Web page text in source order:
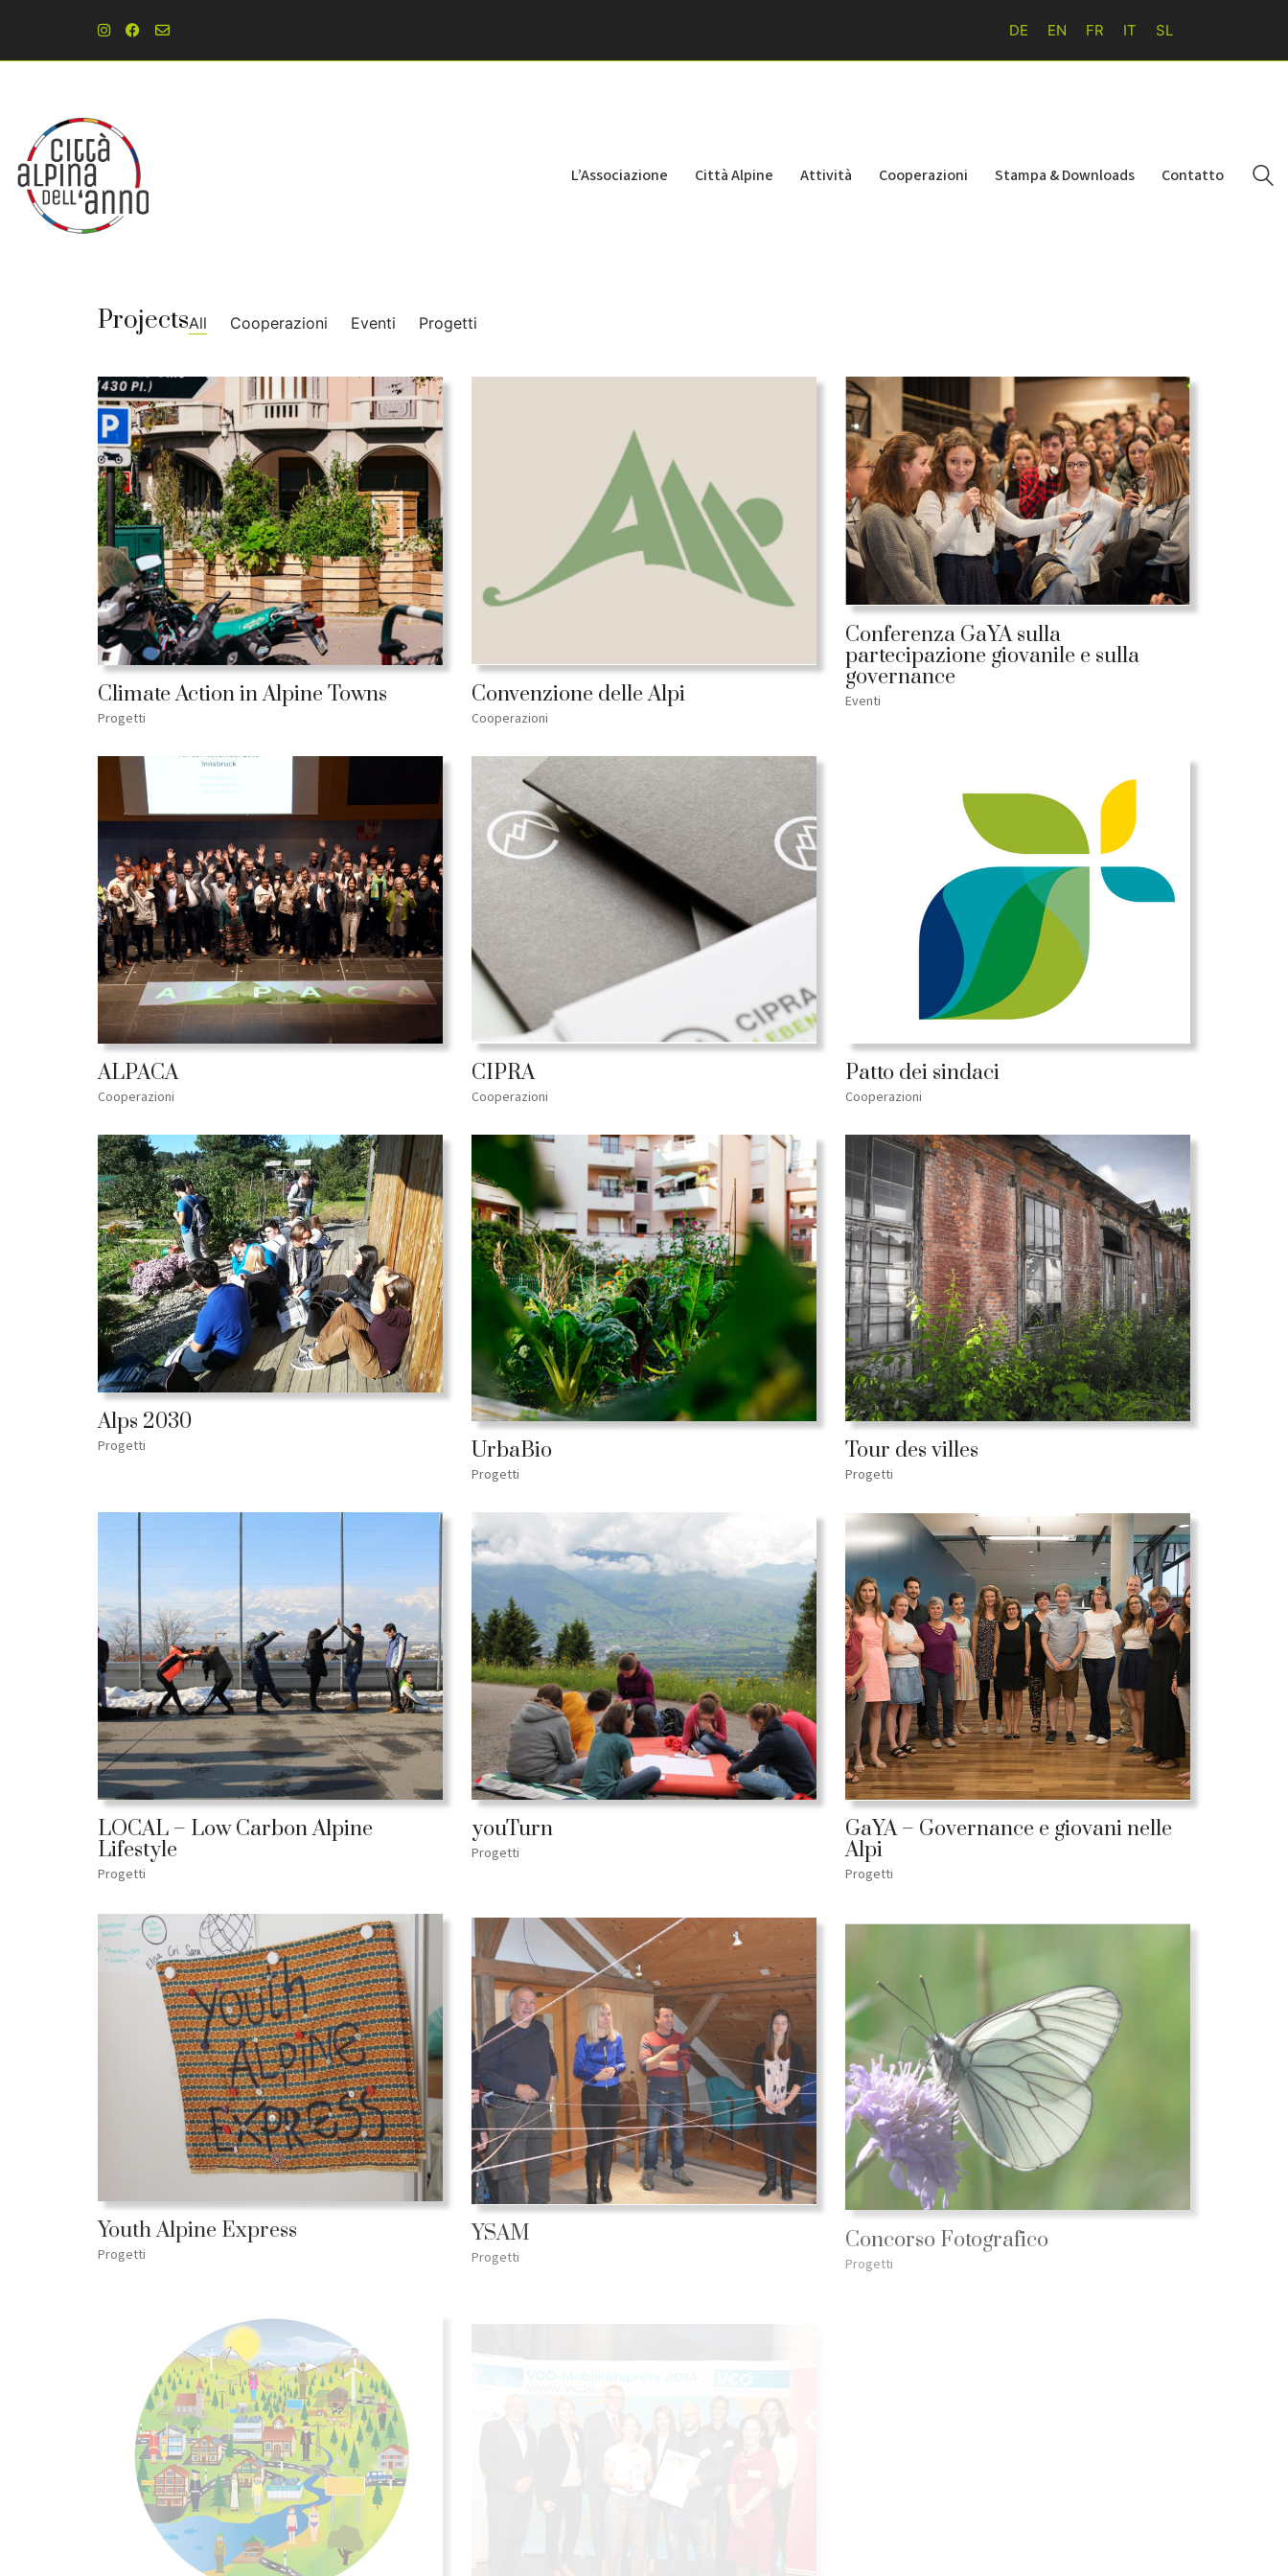
DE EN FR IT SL
L’Associazione Città Alpine Attività Cooperazioni Stampa & Downloads Contatto
ProjectsAll Cooperazioni Eventi Progetti
Climate Action in Alpine Towns
Progetti
Convenzione delle Alpi
Cooperazioni
Conferenza GaYA sulla
partecipazione giovanile e sulla
governance
Eventi
ALPACA
Cooperazioni
CIPRA
Cooperazioni
Patto dei sindaci
Cooperazioni
Alps 2030
Progetti UrbaBio
Progetti
Tour des villes
Progetti
LOCAL – Low Carbon Alpine
Lifestyle
Progetti
youTurn
Progetti
GaYA – Governance e giovani nelle
Alpi
Progetti
Youth Alpine Express
Progetti
YSAM
Progetti
Concorso Fotografico
Progetti